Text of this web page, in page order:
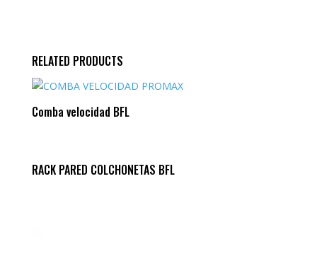
RELATED PRODUCTS
Comba velocidad BFL
RACK PARED COLCHONETAS BFL